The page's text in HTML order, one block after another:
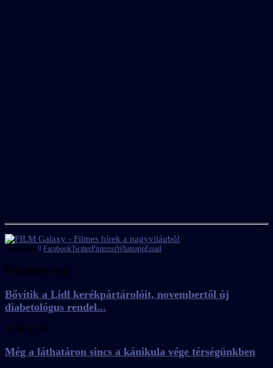
Megosztás 0 FacebookTwitterPinterestWhatsappEmail
Érdekelhet még
Bővítik a Lidl kerékpártárolóit, novembertől új
diabetológus rendel...
2026.07.30.
Még a láthatáron sincs a kánikula vége térségünkben